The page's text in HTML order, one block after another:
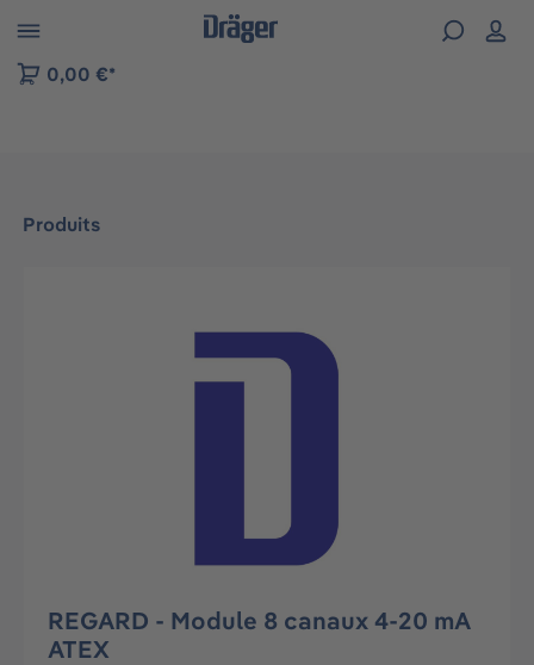
to B2B platform navigation
0,00 €*
Produits
Ignorer la galerie d'images
REGARD - Module 8 canaux 4-20 mA
ATEX